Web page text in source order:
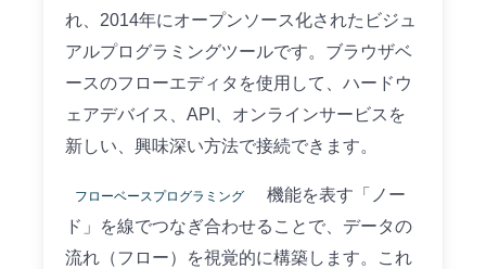
れ、2014年にオープンソース化されたビジュ
アルプログラミングツールです。ブラウザベ
ースのフローエディタを使用して、ハードウ
ェアデバイス、API、オンラインサービスを
新しい、興味深い方法で接続できます。
フローベースプログラミング
機能を表す「ノー
ド」を線でつなぎ合わせることで、データの
流れ（フロー）を視覚的に構築します。これ